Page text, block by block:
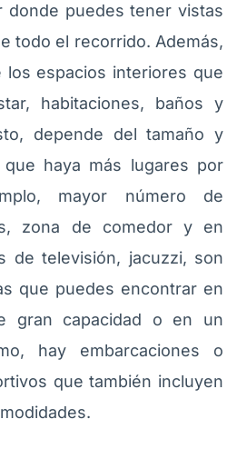
donde puedes tener vistas
todo el recorrido. Además,
espacios interiores que
habitaciones, baños y
depende del tamaño y
haya más lugares por
mayor número de
zona de comedor y en
de televisión, jacuzzi, son
que puedes encontrar en
gran capacidad o en un
hay embarcaciones o
que también incluyen